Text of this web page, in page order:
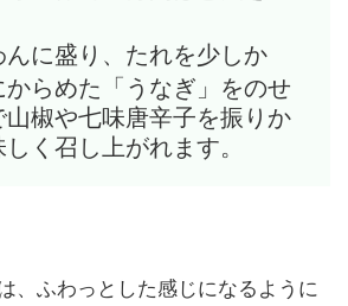
んに盛り、たれを少しか
らめた「うなぎ」をのせ
山椒や七味唐辛子を振りか
く召し上がれます。
、ふわっとした感じになるように